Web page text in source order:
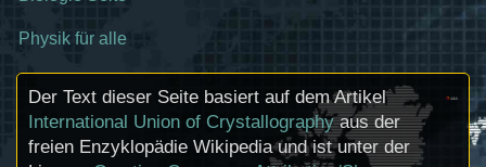
Physik für alle
Der Text dieser Seite basiert auf dem Artikel
International Union of Crystallographyaus der
freien Enzyklopädie Wikipedia und ist unter der